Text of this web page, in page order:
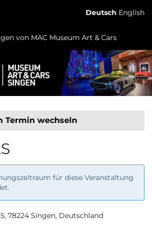
Deutsch English
von MAC Museum Art & Cars
Termin wechseln
für diese Veranstaltung
78224 Singen, Deutschland